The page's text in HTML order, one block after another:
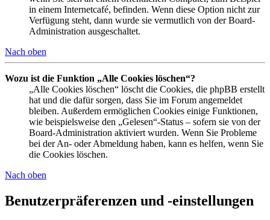
in einem Internetcafé, befinden. Wenn diese Option nicht zur
Verfügung steht, dann wurde sie vermutlich von der Board-
Administration ausgeschaltet.
Nach oben
Wozu ist die Funktion „Alle Cookies löschen“?
„Alle Cookies löschen“ löscht die Cookies, die phpBB erstellt
hat und die dafür sorgen, dass Sie im Forum angemeldet
bleiben. Außerdem ermöglichen Cookies einige Funktionen,
wie beispielsweise den „Gelesen“-Status – sofern sie von der
Board-Administration aktiviert wurden. Wenn Sie Probleme
bei der An- oder Abmeldung haben, kann es helfen, wenn Sie
die Cookies löschen.
Nach oben
Benutzerpräferenzen und -einstellungen